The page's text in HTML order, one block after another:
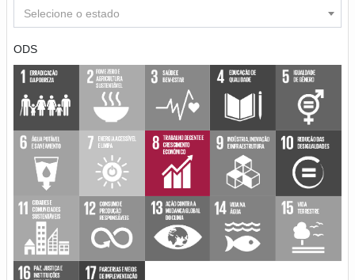
Selecione o estado
ODS